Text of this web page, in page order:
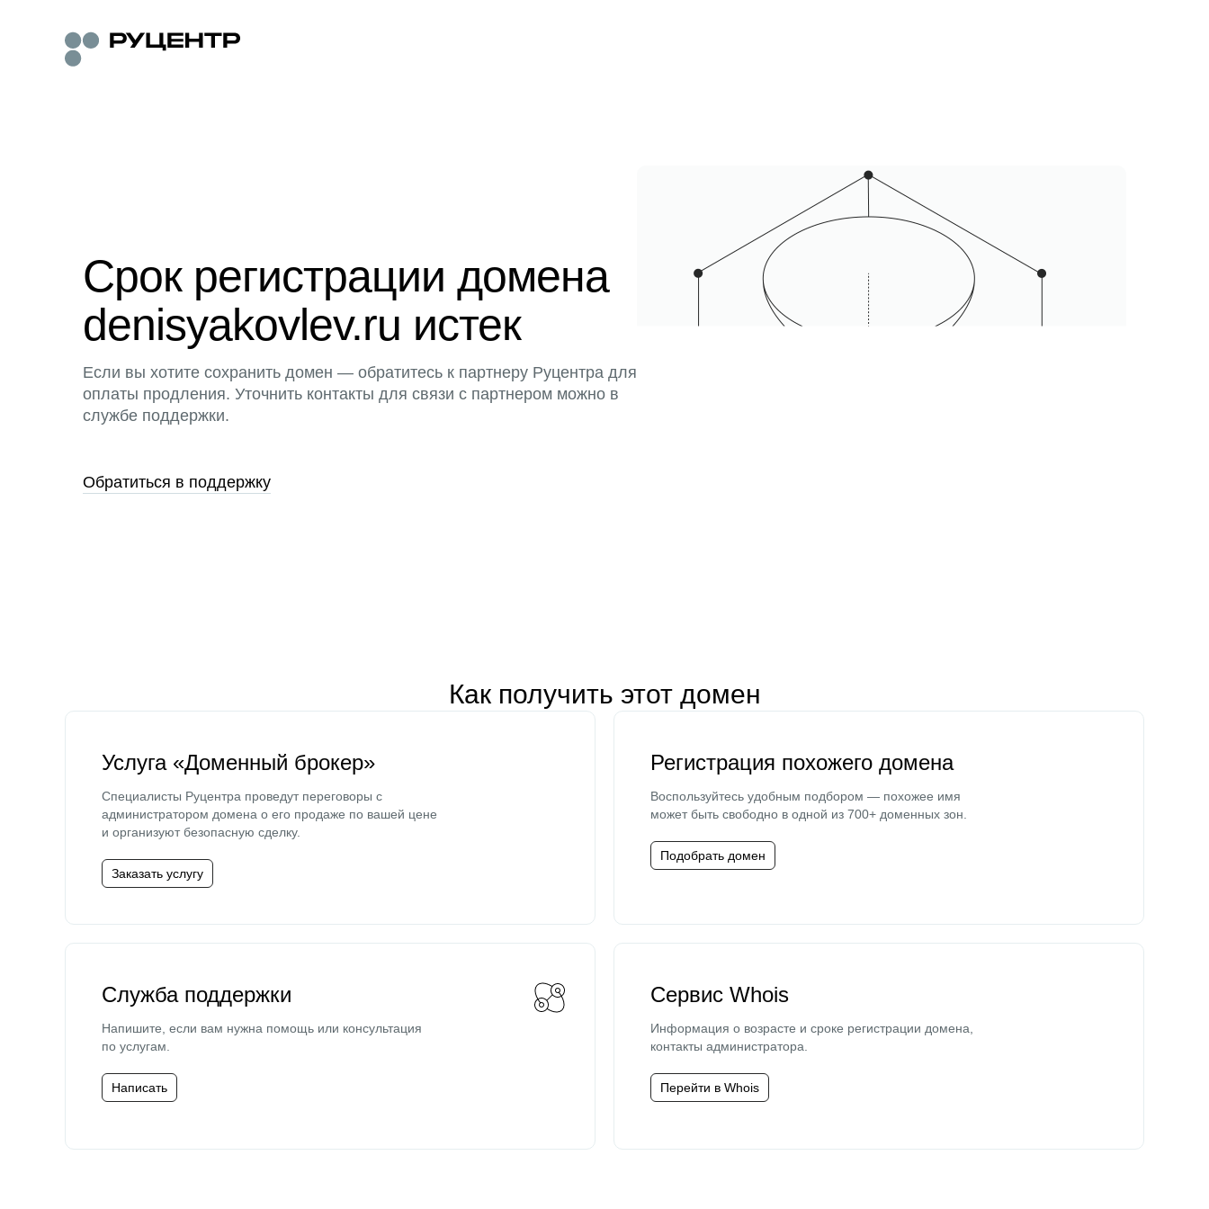
Срок регистрации домена
denisyakovlev.ru истек
Если вы хотите сохранить домен — обратитесь к партнеру Руцентра для
оплаты продления. Уточнить контакты для связи с партнером можно в
службе поддержки.
Обратиться в поддержку
Как получить этот домен
Услуга «Доменный брокер»
Специалисты Руцентра проведут переговоры с
администратором домена о его продаже по вашей цене
и организуют безопасную сделку.
Заказать услугу
Регистрация похожего домена
Воспользуйтесь удобным подбором — похожее имя
может быть свободно в одной из 700+ доменных зон.
Подобрать домен
Служба поддержки
Напишите, если вам нужна помощь или консультация
по услугам.
Написать
Сервис Whois
Информация о возрасте и сроке регистрации домена,
контакты администратора.
Перейти в Whois